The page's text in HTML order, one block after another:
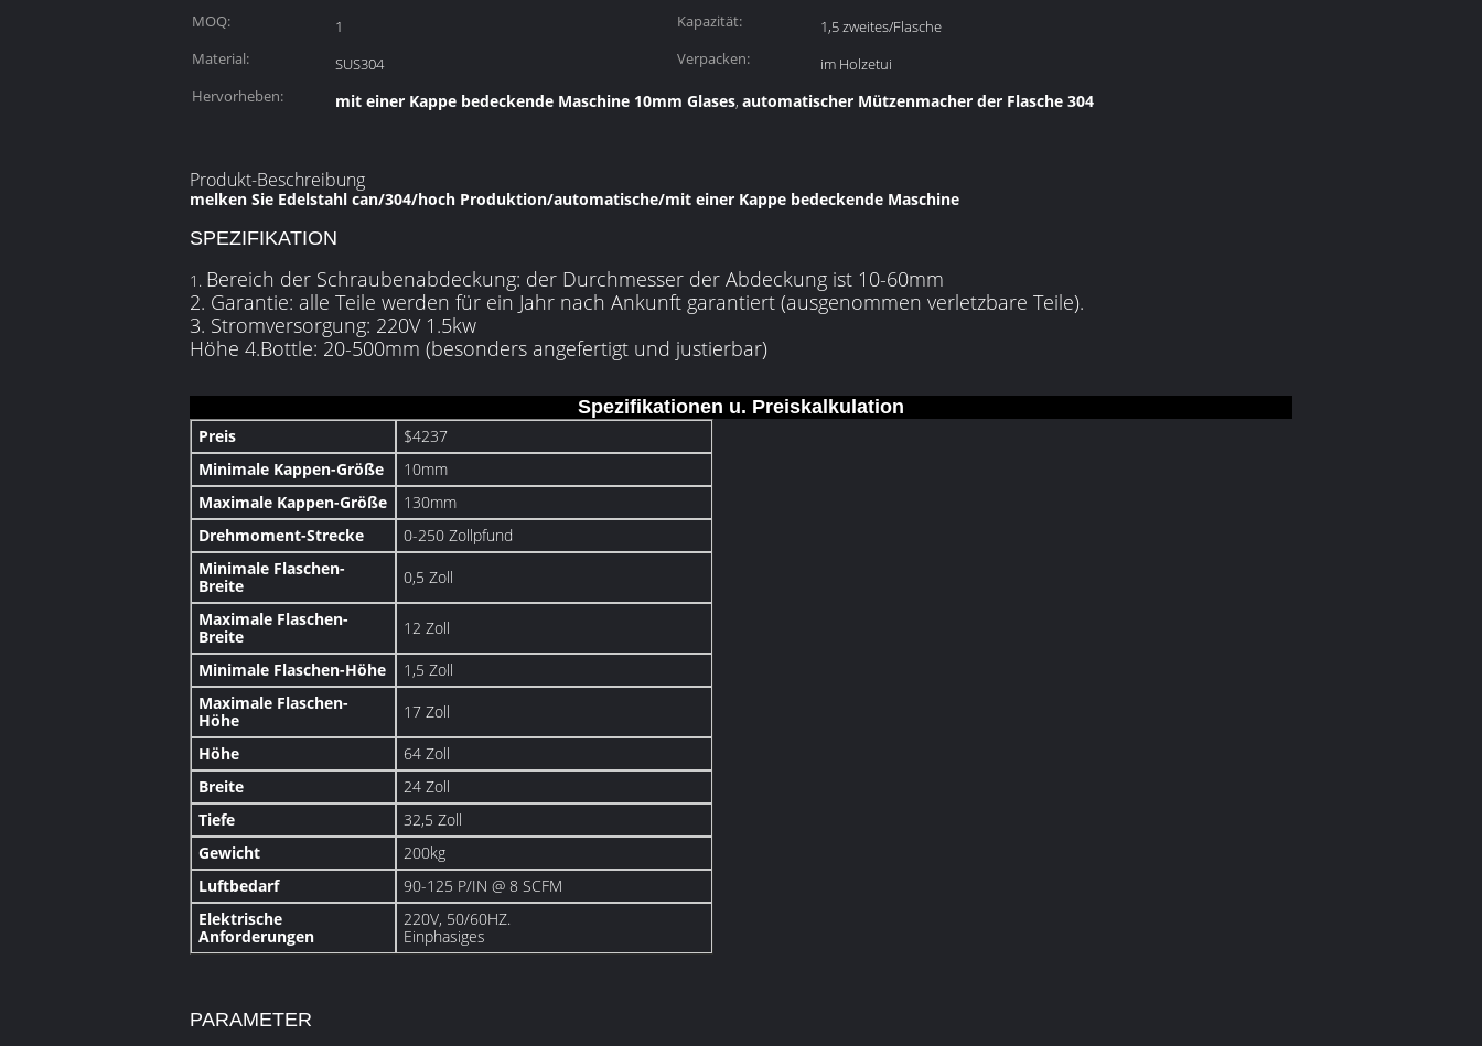
MOQ:
1 Kapazität:
1,5 zweites/Flasche
Material:
SUS304 Verpacken:
im Holzetui
Hervorheben:
mit einer Kappe bedeckende Maschine 10mm Glases, automatischer Mützenmacher der Flasche 304
Produkt-Beschreibung
melken Sie Edelstahl can/304/hoch Produktion/automatische/mit einer Kappe bedeckende Maschine
SPEZIFIKATION
1. Bereich der Schraubenabdeckung: der Durchmesser der Abdeckung ist 10-60mm
2. Garantie: alle Teile werden für ein Jahr nach Ankunft garantiert (ausgenommen verletzbare Teile).
3. Stromversorgung: 220V 1.5kw
Höhe 4.Bottle: 20-500mm (besonders angefertigt und justierbar)
Spezifikationen u. Preiskalkulation
Preis
$4237
Minimale Kappen-Größe
10mm
Maximale Kappen-Größe
130mm
Drehmoment-Strecke
0-250 Zollpfund
Minimale Flaschen-
Breite
0,5 Zoll
Maximale Flaschen-
Breite
12 Zoll
Minimale Flaschen-Höhe
1,5 Zoll
Maximale Flaschen-
Höhe
17 Zoll
Höhe
64 Zoll
Breite
24 Zoll
Tiefe
32,5 Zoll
Gewicht
200kg
Luftbedarf
90-125 P/IN @ 8 SCFM
Elektrische
Anforderungen
220V, 50/60HZ.
Einphasiges
PARAMETER